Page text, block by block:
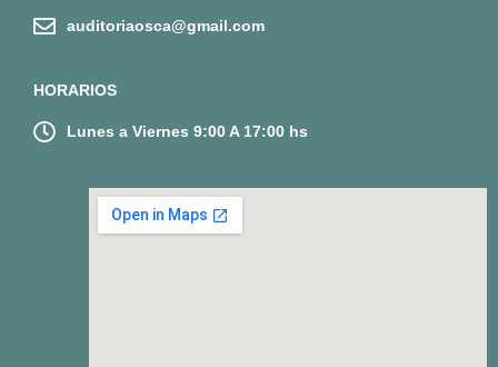
auditoriaosca@gmail.com
HORARIOS
Lunes a Viernes 9:00 A 17:00 hs